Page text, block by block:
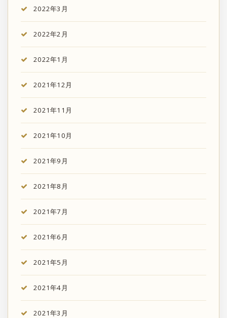
2022年3月
2022年2月
2022年1月
2021年12月
2021年11月
2021年10月
2021年9月
2021年8月
2021年7月
2021年6月
2021年5月
2021年4月
2021年3月